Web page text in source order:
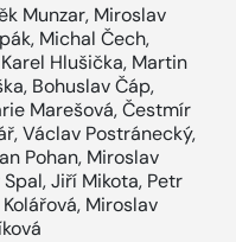
Munzar, Miroslav
, Michal Čech,
Karel Hlušička, Martin
, Bohuslav Čáp,
Marešová,Čestmír
,Václav Postránecký,
Pohan, Miroslav
,Jiří Mikota, Petr
, Miroslav